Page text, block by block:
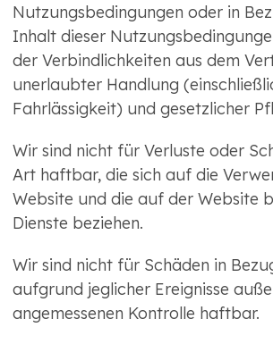
Nutzungsbedingungen oder in
Inhalt dieser
der Verbindlichkeiten aus dem
unerlaubter Handlung
Fahrlässigkeit) und gesetzlicher
Wir sind nicht für Verluste oder
Art haftbar, die sich auf die
Website und die auf der Website
Dienste beziehen.
Wir sind nicht für Schäden in
aufgrund jeglicher Ereignisse
angemessenen Kontrolle haftbar.